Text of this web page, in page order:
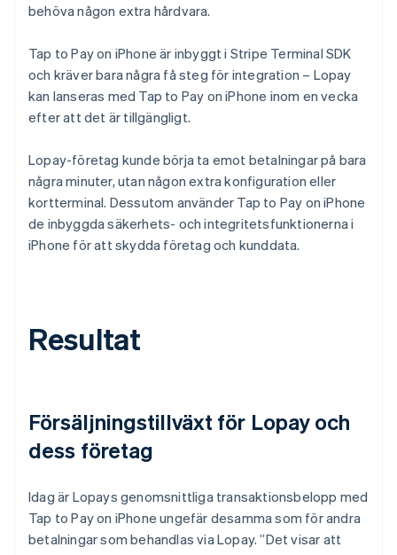
behöva någon extra hårdvara.
Tap to Pay on iPhone är inbyggt i Stripe Terminal SDK
och kräver bara några få steg för integration – Lopay
kan lanseras med Tap to Pay on iPhone inom en vecka
efter att det är tillgängligt.
Lopay-företag kunde börja ta emot betalningar på bara
några minuter, utan någon extra konfiguration eller
kortterminal. Dessutom använder Tap to Pay on iPhone
de inbyggda säkerhets- och integritetsfunktionerna i
iPhone för att skydda företag och kunddata.
Resultat
Försäljningstillväxt för Lopay och
dess företag
Idag är Lopays genomsnittliga transaktionsbelopp med
Tap to Pay on iPhone ungefär desamma som för andra
betalningar som behandlas via Lopay. ”Det visar att